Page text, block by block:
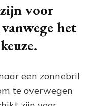
voor
het
een zonnebril
te overwegen